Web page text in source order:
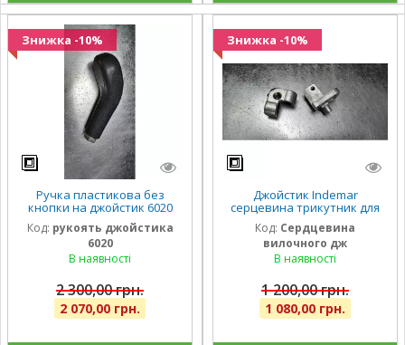
Знижка -10%
Ручка пластикова без
кнопки на джойстик 6020
тросовий Indemar Італія
оригінал
Код: рукоять джойстика
6020
В наявності
2 300,00 грн.
2 070,00 грн.
Знижка -10%
Джойстик Indemar
серцевина трикутник для
вилкового джойстика
Код: Сердцевина
вилочного дж
В наявності
1 200,00 грн.
1 080,00 грн.